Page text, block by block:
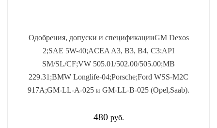
Одобрения, допуски и спецификацииGM Dexos
2;SAE 5W-40;ACEA A3, B3, B4, C3;API
SM/SL/CF;VW 505.01/502.00/505.00;MB
229.31;BMW Longlife-04;Porsche;Ford WSS-M2C
917A;GM-LL-A-025 и GM-LL-B-025 (Opel,Saab).
480 руб.